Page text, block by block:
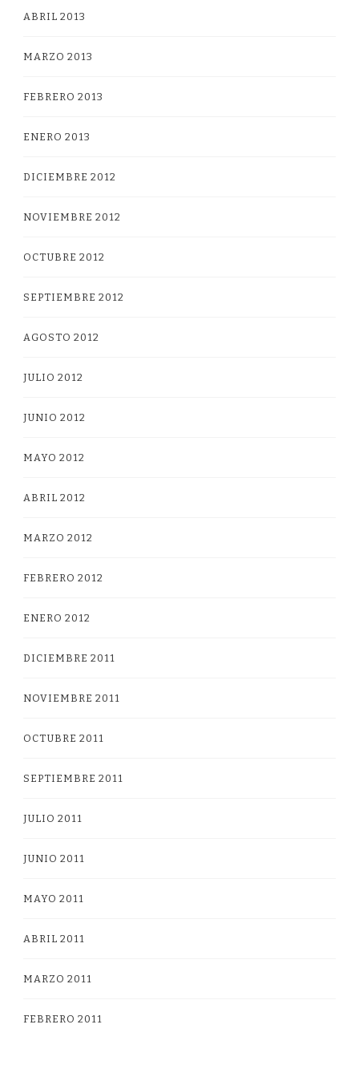
ABRIL 2013
MARZO 2013
FEBRERO 2013
ENERO 2013
DICIEMBRE 2012
NOVIEMBRE 2012
OCTUBRE 2012
SEPTIEMBRE 2012
AGOSTO 2012
JULIO 2012
JUNIO 2012
MAYO 2012
ABRIL 2012
MARZO 2012
FEBRERO 2012
ENERO 2012
DICIEMBRE 2011
NOVIEMBRE 2011
OCTUBRE 2011
SEPTIEMBRE 2011
JULIO 2011
JUNIO 2011
MAYO 2011
ABRIL 2011
MARZO 2011
FEBRERO 2011